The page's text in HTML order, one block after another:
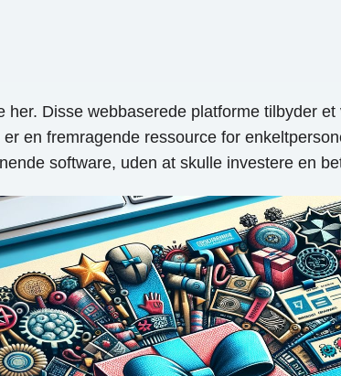
Disse webbaserede platforme tilbyder
en fremragende ressource for
software, uden at skulle investere en